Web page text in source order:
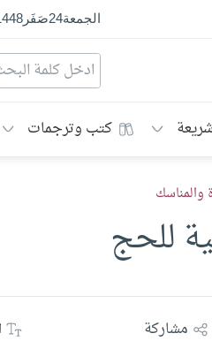
الجمعة24صَفَر1448
كتب وترجمات
والمناسك
للحج
مشاركة